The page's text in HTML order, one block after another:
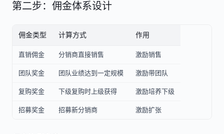
第二步：佣金体系设计
佣金类型 计算方式 作用
直销佣金 分销商直接销售 激励销售
团队奖金 团队业绩达到一定规模 激励带团队
复购奖金 下级复购时上级获得 激励培养下级
招募奖金 招募新分销商 激励扩张